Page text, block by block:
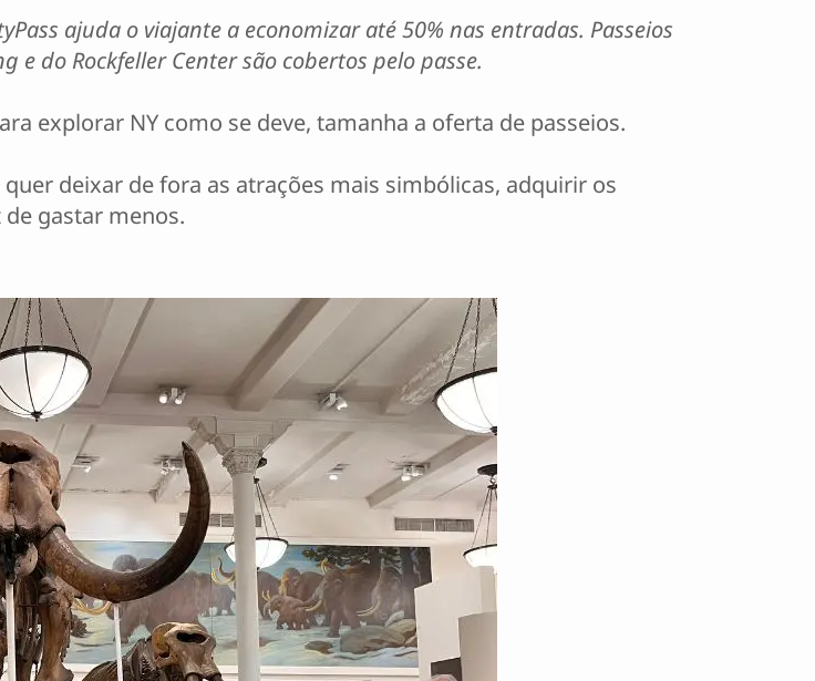
ajuda o viajante a economizar até 50% nas entradas. Passeios
e do Rockfeller Center são cobertos pelo passe.
explorar NY como se deve, tamanha a oferta de passeios.
deixar de fora as atrações mais simbólicas, adquirir os
gastar menos.